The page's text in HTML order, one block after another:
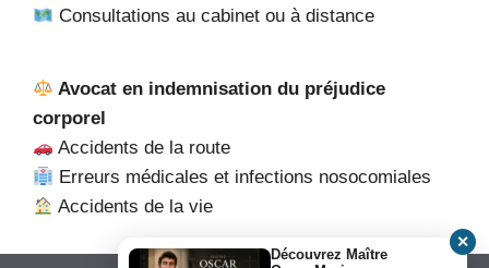
Consultations au cabinet ou à distance
Avocat en indemnisation du préjudice
corporel
Accidents de la route
Erreurs médicales et infections nosocomiales
Accidents de la vie
Découvrez Maître
✕